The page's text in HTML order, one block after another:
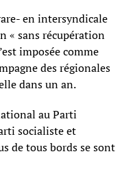
en intersyndicale
« sans récupération
imposée comme
des régionales
dans un an.
au Parti
socialiste et
de tous bords se sont